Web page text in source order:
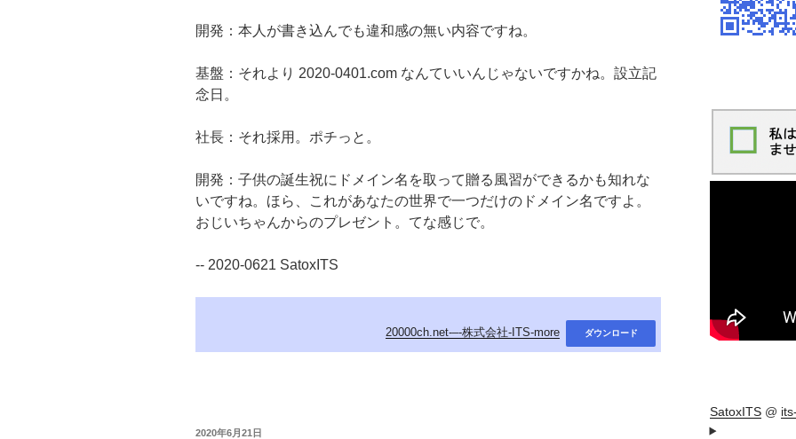
開発：本人が書き込んでも違和感の無い内容ですね。
基盤：それより 2020-0401.com なんていいんじゃないですかね。設立記
念日。
社長：それ採用。ポチっと。
開発：子供の誕生祝にドメイン名を取って贈る風習ができるかも知れな
いですね。ほら、これがあなたの世界で一つだけのドメイン名ですよ。
おじいちゃんからのプレゼント。てな感じで。
-- 2020-0621 SatoxITS
20000ch.net-–-株式会社-ITS-more ダウンロード
投
2020年6月21日
SatoxITS@